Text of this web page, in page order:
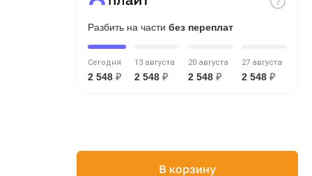
Разбить на части без переплат
Сегодня
2 548 ₽
13 августа
2 548 ₽
20 августа
2 548 ₽
27 августа
2 548 ₽
В корзину